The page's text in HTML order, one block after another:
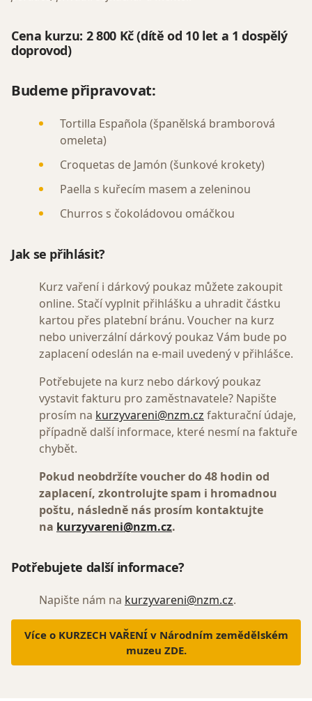
Cena kurzu: 2 800 Kč(dítě od 10 let a 1 dospělý
doprovod)
Budeme připravovat:
Tortilla Española (španělská bramborová
omeleta)
Croquetas de Jamón (šunkové krokety)
Paella s kuřecím masem a zeleninou
Churros s čokoládovou omáčkou
Jak se přihlásit?
Kurz vaření i dárkový poukaz můžete zakoupit
online. Stačí vyplnit přihlášku a uhradit částku
kartou přes platební bránu. Voucher na kurz
nebo univerzální dárkový poukaz Vám bude po
zaplacení odeslán na e-mail uvedený v přihlášce.
Potřebujete na kurz nebo dárkový poukaz
vystavit fakturu pro zaměstnavatele? Napište
prosím na kurzyvareni@nzm.cz fakturační údaje,
případně další informace, které nesmí na faktuře
chybět.
Pokud neobdržíte voucher do 48 hodin od
zaplacení, zkontrolujte spam i hromadnou
poštu, následně nás prosím kontaktujte
na kurzyvareni@nzm.cz.
Potřebujete další informace?
Napište nám na kurzyvareni@nzm.cz.
Více o KURZECH VAŘENÍ v Národním zemědělském
muzeu ZDE.